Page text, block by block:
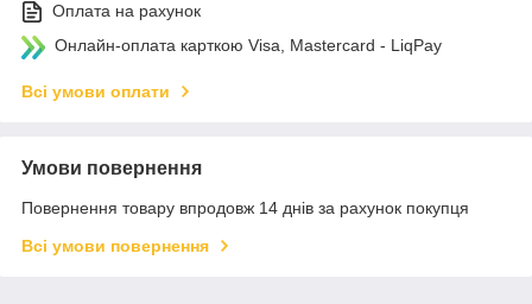
Оплата на рахунок
Онлайн-оплата карткою Visa, Mastercard - LiqPay
Всі умови оплати
Умови повернення
Повернення товару впродовж 14 днів за рахунок покупця
Всі умови повернення